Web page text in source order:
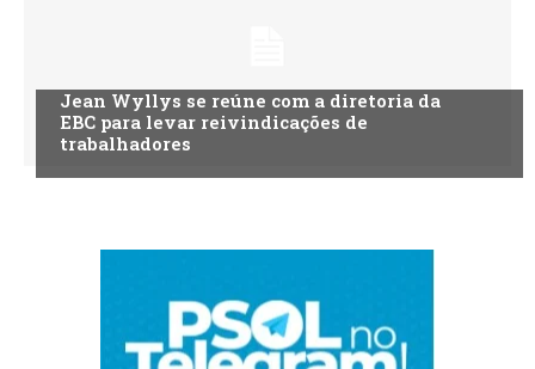
Jean Wyllys se reúne com a diretoria da
EBC para levar reivindicações de
trabalhadores